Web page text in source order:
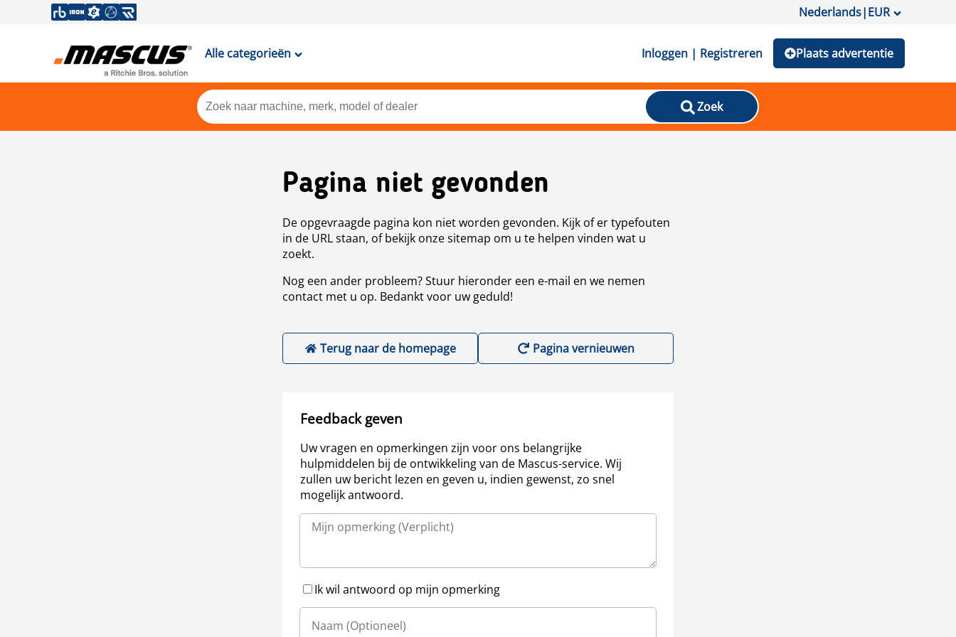
Nederlands|EUR
Alle categorieën Inloggen | Registreren Plaats advertentie
Zoek
Pagina niet gevonden
De opgevraagde pagina kon niet worden gevonden. Kijk of er typefouten
in de URL staan, of bekijk onze sitemap om u te helpen vinden wat u
zoekt.
Nog een ander probleem? Stuur hieronder een e-mail en we nemen
contact met u op. Bedankt voor uw geduld!
Terug naar de homepage Pagina vernieuwen
Feedback geven
Uw vragen en opmerkingen zijn voor ons belangrijke
hulpmiddelen bij de ontwikkeling van de Mascus-service. Wij
zullen uw bericht lezen en geven u, indien gewenst, zo snel
mogelijk antwoord.
Ik wil antwoord op mijn opmerking